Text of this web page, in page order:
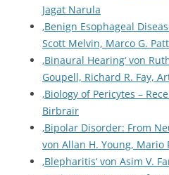
Jagat Narula
‚Benign Esophageal
Scott Melvin, Marco G.
‚Binaural Hearing‘ von
Goupell, Richard R. Fay,
‚Biology of Pericytes –
Birbrair
‚Bipolar Disorder: From
von Allan H. Young, Mario
‚Blepharitis‘ von Asim V.